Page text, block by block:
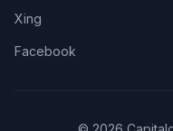
Xing
Facebook